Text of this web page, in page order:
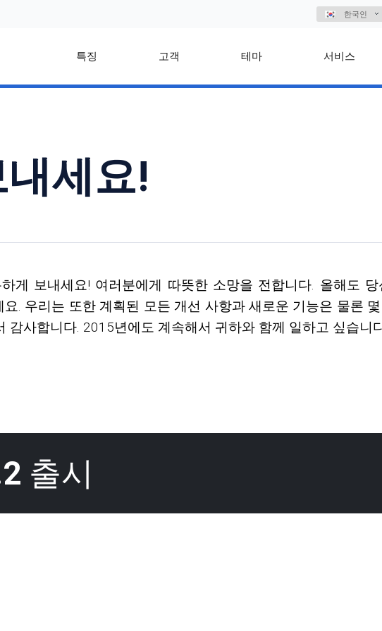
한국인
특징 고객 테마 서비스
세요!
게 보내세요! 여러분에게 따뜻한 소망을 전합니다. 올해도
. 우리는 또한 계획된 모든 개선 사항과 새로운 기능은 물론
감사합니다. 2015년에도 계속해서 귀하와 함께 일하고 싶습니
출시